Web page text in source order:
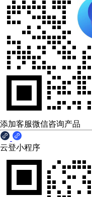
添加客服微信咨询产品
云登小程序